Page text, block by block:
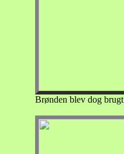
Brønden blev dog brugt